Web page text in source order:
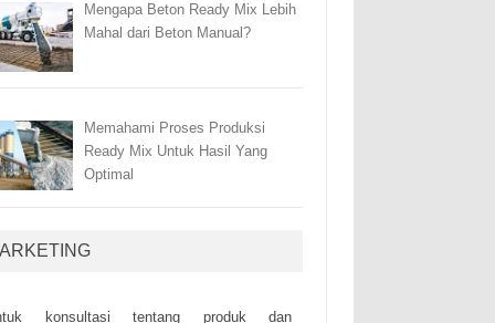
Mengapa Beton Ready Mix Lebih
Mahal dari Beton Manual?
Memahami Proses Produksi
Ready Mix Untuk Hasil Yang
Optimal
kоnsultаsі tеntаng рrоduk dаn